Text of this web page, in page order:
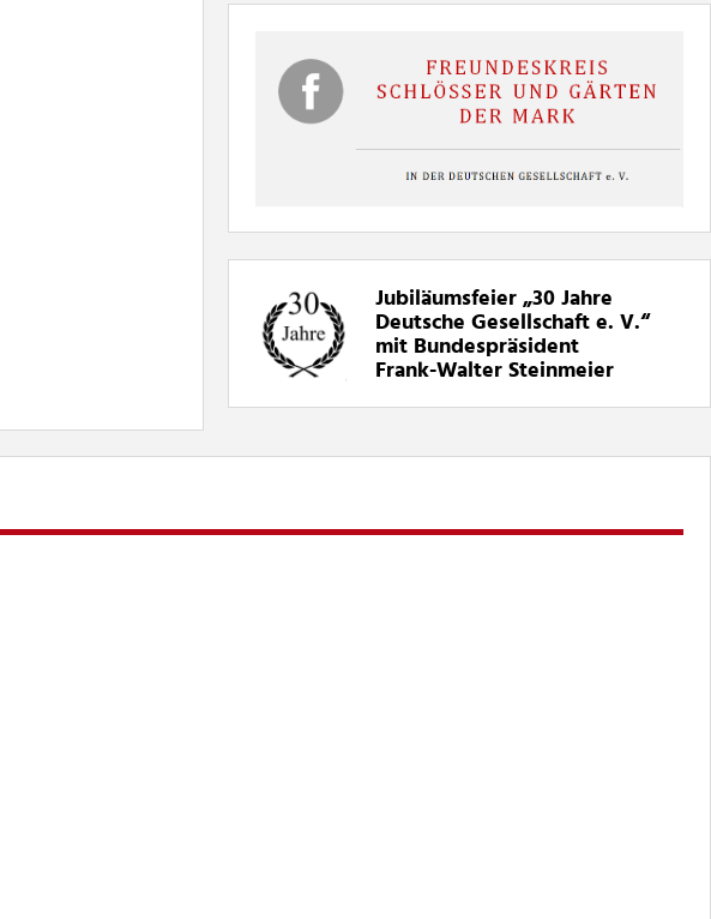
Jubiläumsfeier „30 Jahre
Deutsche Gesellschaft e. V.“
mit Bundespräsident
Frank-Walter Steinmeier